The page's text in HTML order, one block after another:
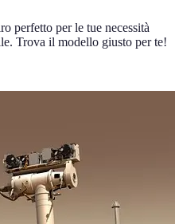
perfetto per le tue necessità
Trova il modello giusto per te!